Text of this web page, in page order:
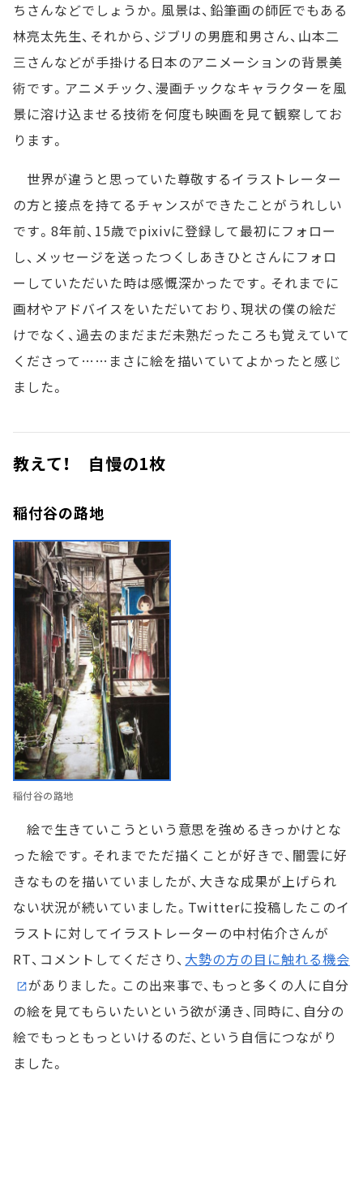
ちさんなどでしょうか。風景は、鉛筆画の師匠でもある
林亮太先生、それから、ジブリの男鹿和男さん、山本二
三さんなどが手掛ける日本のアニメーションの背景美
術です。アニメチック、漫画チックなキャラクターを風
景に溶け込ませる技術を何度も映画を見て観察してお
ります。
世界が違うと思っていた尊敬するイラストレーター
の方と接点を持てるチャンスができたことがうれしい
です。8年前、15歳でpixivに登録して最初にフォロー
し、メッセージを送ったつくしあきひとさんにフォロ
ーしていただいた時は感慨深かったです。それまでに
画材やアドバイスをいただいており、現状の僕の絵だ
けでなく、過去のまだまだ未熟だったころも覚えていて
くださって……まさに絵を描いていてよかったと感じ
ました。
教えて！ 自慢の1枚
稲付谷の路地
稲付谷の路地
絵で生きていこうという意思を強めるきっかけとな
った絵です。それまでただ描くことが好きで、闇雲に好
きなものを描いていましたが、大きな成果が上げられ
ない状況が続いていました。Twitterに投稿したこのイ
ラストに対してイラストレーターの中村佑介さんが
RT、コメントしてくださり、 大勢の方の目に触れる機会
がありました。この出来事で、もっと多くの人に自分
の絵を見てもらいたいという欲が湧き、同時に、自分の
絵でもっともっといけるのだ、という自信につながり
ました。